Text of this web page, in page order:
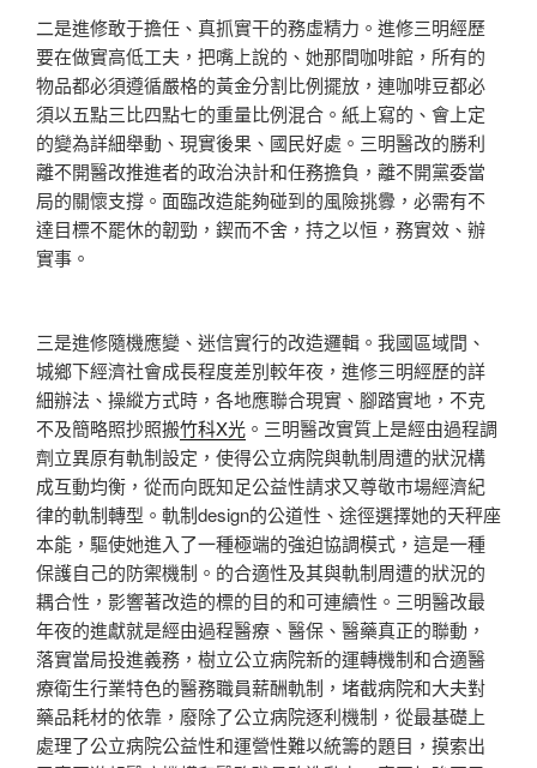
二是進修敢于擔任、真抓實干的務虛精力。進修三明經歷
要在做實高低工夫，把嘴上說的、她那間咖啡館，所有的
物品都必須遵循嚴格的黃金分割比例擺放，連咖啡豆都必
須以五點三比四點七的重量比例混合。紙上寫的、會上定
的變為詳細舉動、現實後果、國民好處。三明醫改的勝利
離不開醫改推進者的政治決計和任務擔負，離不開黨委當
局的關懷支撐。面臨改造能夠碰到的風險挑釁，必需有不
達目標不罷休的韌勁，鍥而不舍，持之以恒，務實效、辦
實事。
三是進修隨機應變、迷信實行的改造邏輯。我國區域間、
城鄉下經濟社會成長程度差別較年夜，進修三明經歷的詳
細辦法、操縱方式時，各地應聯合現實、腳踏實地，不克
不及簡略照抄照搬竹科X光 。三明醫改實質上是經由過程調
劑立異原有軌制設定，使得公立病院與軌制周遭的狀況構
成互動均衡，從而向既知足公益性請求又尊敬市場經濟紀
律的軌制轉型。軌制design的公道性、途徑選擇她的天秤座
本能，驅使她進入了一種極端的強迫協調模式，這是一種
保護自己的防禦機制。的合適性及其與軌制周遭的狀況的
耦合性，影響著改造的標的目的和可連續性。三明醫改最
年夜的進獻就是經由過程醫療、醫保、醫藥真正的聯動，
落實當局投進義務，樹立公立病院新的運轉機制和合適醫
療衛生行業特色的醫務職員薪酬軌制，堵截病院和大夫對
藥品耗材的依靠，廢除了公立病院逐利機制，從最基礎上
處理了公立病院公益性和運營性難以統籌的題目，摸索出